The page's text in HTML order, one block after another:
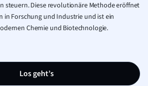
steuern. Diese revolutionäre Methode eröffnet
in Forschung und Industrie und ist ein
Chemie und Biotechnologie.
Los geht’s